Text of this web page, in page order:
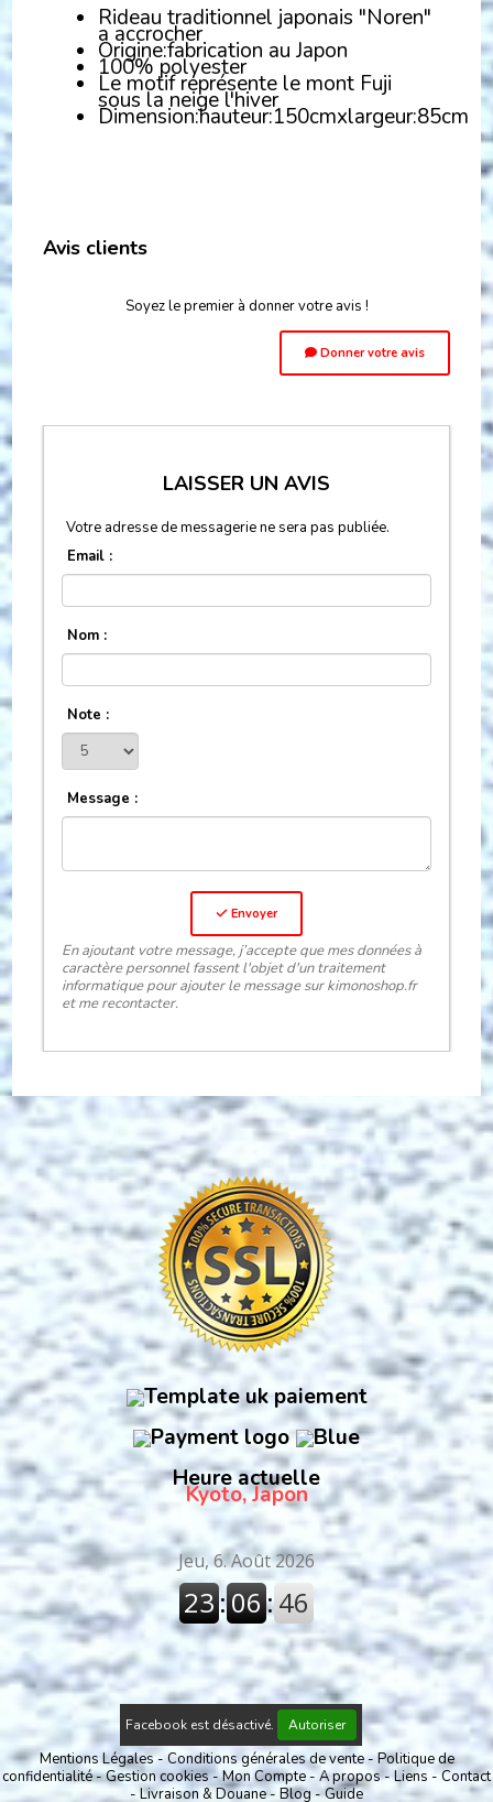
Rideau traditionnel japonais "Noren"
a accrocher
Origine:fabrication au Japon
100% polyester
Le motif représente le mont Fuji
sous la neige l'hiver
Dimension:hauteur:150cmxlargeur:85cm
Avis clients
Soyez le premier à donner votre avis !
Donner votre avis
LAISSER UN AVIS
Votre adresse de messagerie ne sera pas publiée.
Email :
Nom :
Note :
Message :
Envoyer
En ajoutant votre message, j’accepte que mes données à
caractère personnel fassent l'objet d'un traitement
informatique pour ajouter le message sur kimonoshop.fr
et me recontacter.
Heure actuelle
Kyoto, Japon
Facebook est désactivé. Autoriser
Mentions Légales Conditions générales de vente
Politique de
confidentialité
Gestion cookies Mon Compte A propos Liens
Contact
Livraison & Douane Blog Guide